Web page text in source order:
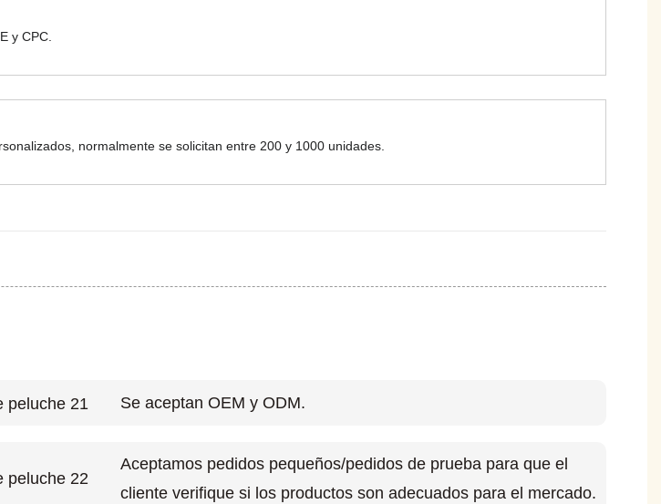
y CPC.
normalmente se solicitan entre 200 y 1000 unidades.
Se aceptan OEM y ODM.
Aceptamos pedidos pequeños/pedidos de prueba para que el
cliente verifique si los productos son adecuados para el mercado.